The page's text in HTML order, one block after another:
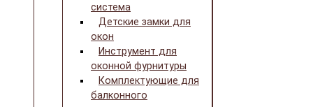
система
Детские замки для
окон
Инструмент для
оконной фурнитуры
Комплектующие для
балконного